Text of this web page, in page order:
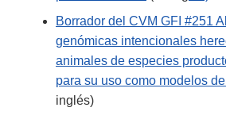
Borrador del CVM GFI #251
genómicas intencionales
animales de especies
para su uso como modelos
inglés)